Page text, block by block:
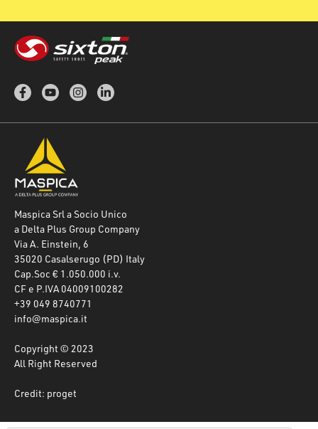
Maspica Srl a Socio Unico
a Delta Plus Group Company
Via A. Einstein, 6
35020 Casalserugo (PD) Italy
Cap.Soc € 1.050.000 i.v.
CF e P.IVA 04009100282
+39 049 8740771
info@maspica.it
Copyright © 2023
All Right Reserved
Credit: proget